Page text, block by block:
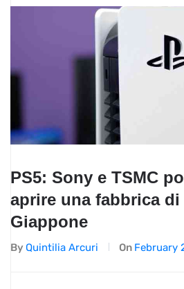
PS5: Sony e TSMC
aprire una fabbrica
Giappone
By Quintilia Arcuri On February